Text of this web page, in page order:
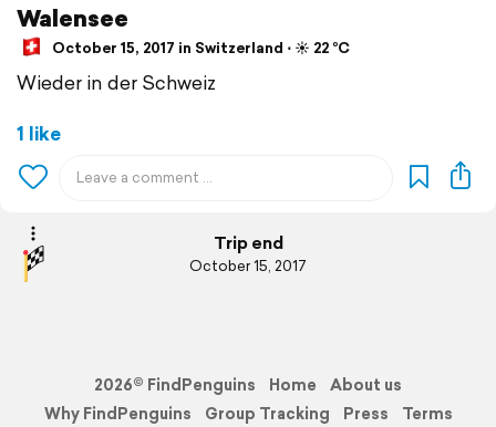
Walensee
October 15, 2017 in Switzerland ⋅ ☀️ 22 °C
Wieder in der Schweiz
1 like
Trip end
October 15, 2017
2026© FindPenguins Home
About us
Why FindPenguins
Group Tracking Press Terms